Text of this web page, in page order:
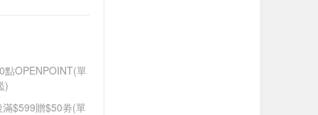
點OPENPOINT(單
)
$599贈$50劵(單